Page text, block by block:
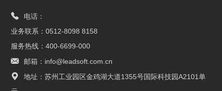
电话：
业务联系：0512-8098 8158
服务热线：400-6699-000
邮箱：info@leadsoft.com.cn
地址：苏州工业园区金鸡湖大道1355号国际科技园A2101单